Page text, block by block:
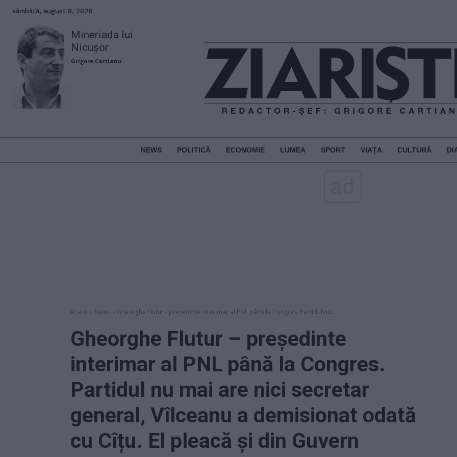
sâmbătă, august 8, 2026
Mineriada lui
Nicușor
Grigore Cartianu
NEWS POLITICĂ ECONOMIE LUMEA SPORT VIAȚA CULTURĂ
Acasă News Gheorghe Flutur - președinte interimar al PNL până la Congres. Partidul nu...
Gheorghe Flutur – președinte
interimar al PNL până la Congres.
Partidul nu mai are nici secretar
general, Vîlceanu a demisionat odată
cu Cîțu. El pleacă și din Guvern